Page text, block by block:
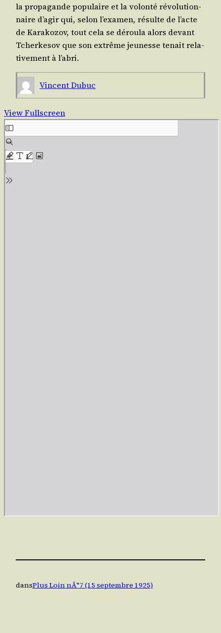
la pro­pa­gande popu­laire et la volon­té révo­lu­tion­
naire d’a­gir qui, selon l’exa­men, résulte de l’acte
de Kara­ko­zov, tout cela se dérou­la alors devant
Tcher­ke­sov que son extrême jeu­nesse tenait rela­
ti­ve­ment à l’abri.
Vincent Dubuc
View Fullscreen
dansPlus Loin nÂ°7 (15 septembre 1925)